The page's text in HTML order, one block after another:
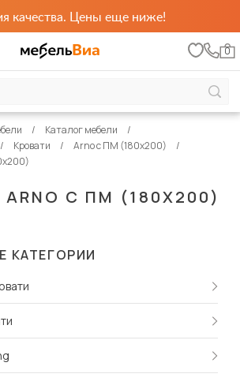
качества. Цены еще ниже!
0
С ПМ (180Х200)
Каталог мебели
Кровати
Arno с ПМ (180х200)
КАТЕГОРИИ